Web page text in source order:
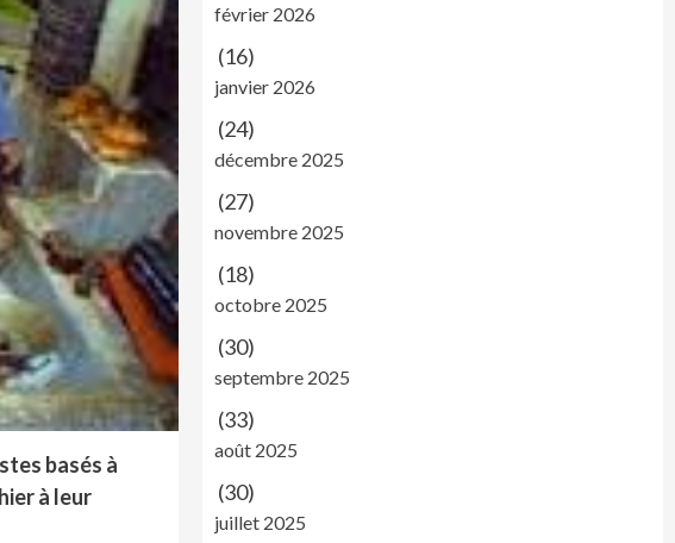
basés à
à leur
février 2026
(16)
janvier 2026
(24)
décembre 2025
(27)
novembre 2025
(18)
octobre 2025
(30)
septembre 2025
(33)
août 2025
(30)
juillet 2025